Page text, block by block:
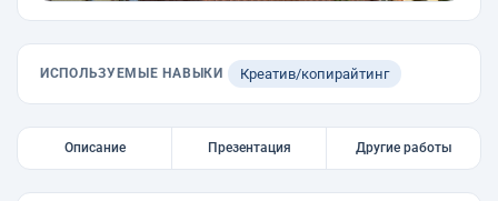
ИСПОЛЬЗУЕМЫЕ НАВЫКИ Креатив/копирайтинг
Описание Презентация Другие работы